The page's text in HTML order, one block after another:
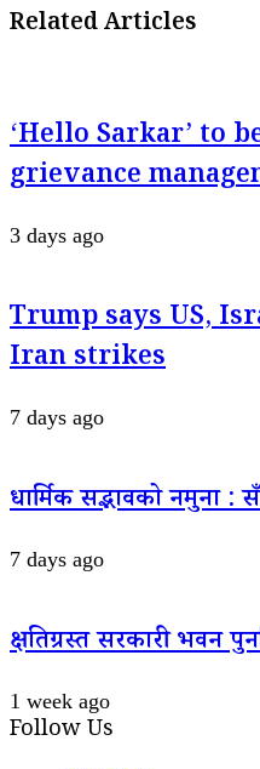
Related Articles
‘Hello Sarkar’ to
grievance
3 days ago
Trump says US,
Iran strikes
7 days ago
धार्मिक सद्भावको नमुना :
7 days ago
क्षतिग्रस्त सरकारी भवन
1 week ago
Follow Us